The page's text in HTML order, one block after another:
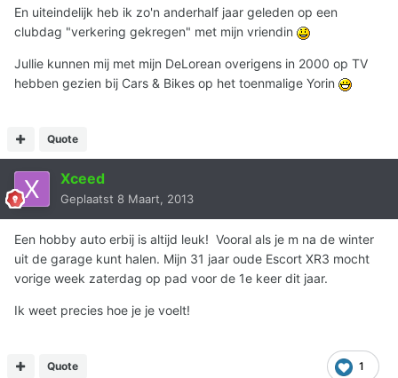
En uiteindelijk heb ik zo'n anderhalf jaar geleden op een
clubdag "verkering gekregen" met mijn vriendin
Jullie kunnen mij met mijn DeLorean overigens in 2000 op TV
hebben gezien bij Cars & Bikes op het toenmalige Yorin
Quote
Xceed
Geplaatst 8 Maart, 2013
Een hobby auto erbij is altijd leuk! Vooral als je m na de winter
uit de garage kunt halen. Mijn 31 jaar oude Escort XR3 mocht
vorige week zaterdag op pad voor de 1e keer dit jaar.
Ik weet precies hoe je je voelt!
1
Quote